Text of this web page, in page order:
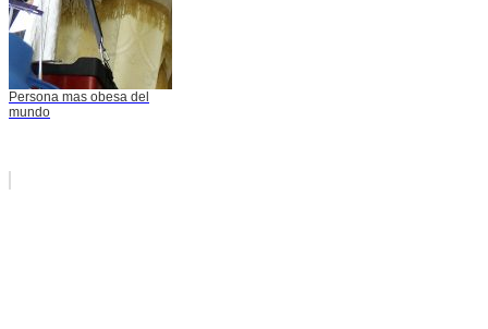
Persona mas obesa del
mundo